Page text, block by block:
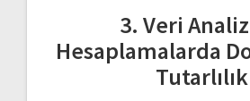
3. Veri
Hesaplamalarda
Tutarlılık